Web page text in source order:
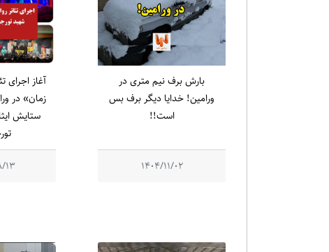
بارش برف نیم متری در
ورامین! خدایا دیگر برف بس
است!!
1404/11/02
آغاز اجرای
زمان» در
ستایش
13